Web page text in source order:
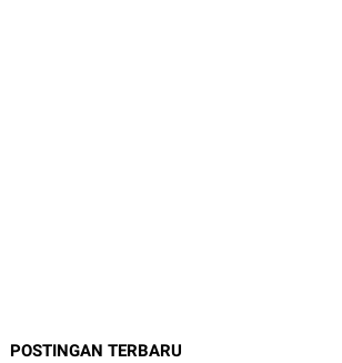
POSTINGAN TERBARU